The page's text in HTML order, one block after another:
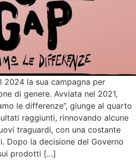
2024 la sua campagna per
di genere. Avviata nel 2021,
le differenze”, giunge al quarto
raggiunti, rinnovando alcune
traguardi, con una costante
Dopo la decisione del Governo
prodotti […]